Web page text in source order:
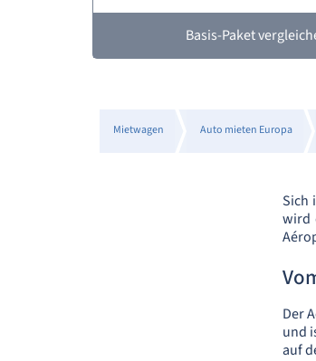
Basis-Paket
Mietwagen Auto mieten Europa
Sich
wird
Der
und
auf